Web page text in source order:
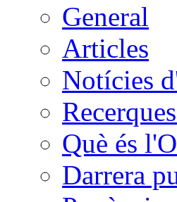
General
Articles
Notícies
Què és
Darrera